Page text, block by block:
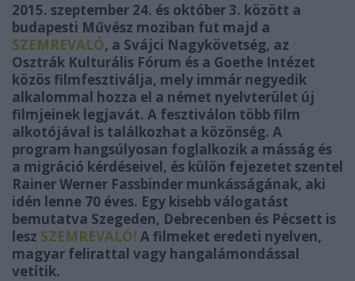
2015. szeptember 24. és október 3. között a
budapesti Művész moziban fut majd a
SZEMREVALÓ, a Svájci Nagykövetség, az
Osztrák Kulturális Fórum és a Goethe Intézet
közös filmfesztiválja, mely immár negyedik
alkalommal hozza el a német nyelvterület új
filmjeinek legjavát. A fesztiválon több film
alkotójával is találkozhat a közönség. A
program hangsúlyosan foglalkozik a másság és
a migráció kérdéseivel, és külön fejezetet szentel
Rainer Werner Fassbinder munkásságának, aki
idén lenne 70 éves. Egy kisebb válogatást
bemutatva Szegeden, Debrecenben és Pécsett is
lesz SZEMREVALÓ! A filmeket eredeti nyelven,
magyar felirattal vagy hangalámondással
vetítik.